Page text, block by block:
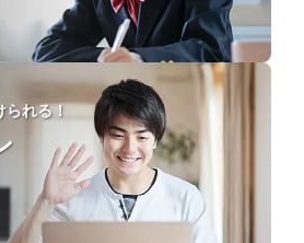
られる！